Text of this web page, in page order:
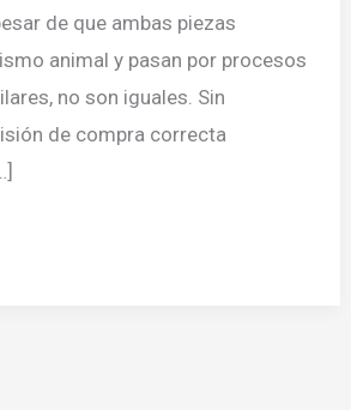
de que ambas piezas
animal y pasan por procesos
no son iguales. Sin
de compra correcta